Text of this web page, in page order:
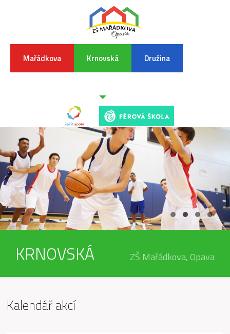
Mařádkova Krnovská Družina
KRNOVSKÁ ZŠ Mařádkova, Opava
Kalendář akcí